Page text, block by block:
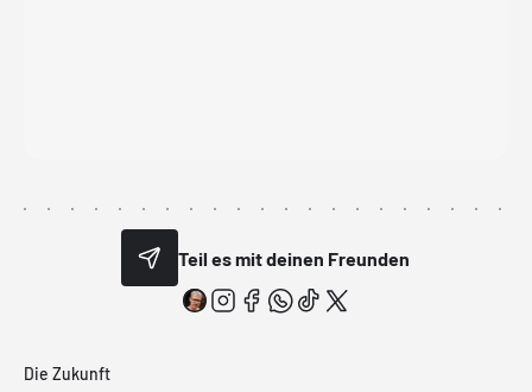
Teil es mit deinen Freunden
Die Zukunft